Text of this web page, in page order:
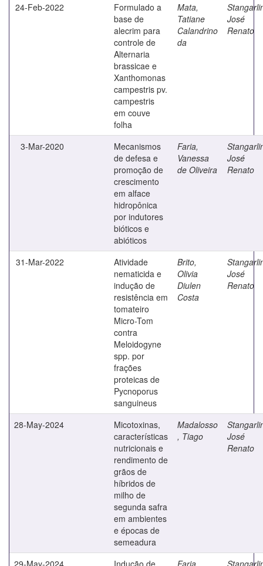
24-Feb-2022
Formulado a
base de
alecrim para
controle de
Alternaria
brassicae e
Xanthomonas
campestris pv.
campestris
em couve
folha
Mata,
Tatiane
Calandrino
da
José
Renato
3-Mar-2020
Mecanismos
de defesa e
promoção de
crescimento
em alface
hidropônica
por indutores
bióticos e
abióticos
Faria,
Vanessa
de Oliveira
José
Renato
31-Mar-2022
Atividade
nematicida e
indução de
resistência em
tomateiro
Micro-Tom
contra
Meloidogyne
spp. por
frações
proteicas de
Pycnoporus
sanguineus
Brito,
Olivia
Diulen
Costa
José
Renato
28-May-2024
Micotoxinas,
características
nutricionais e
rendimento de
grãos de
híbridos de
milho de
segunda safra
em ambientes
e épocas de
semeadura
Madalosso
, Tiago
José
Renato
29-May-2024 Indução de Faria,